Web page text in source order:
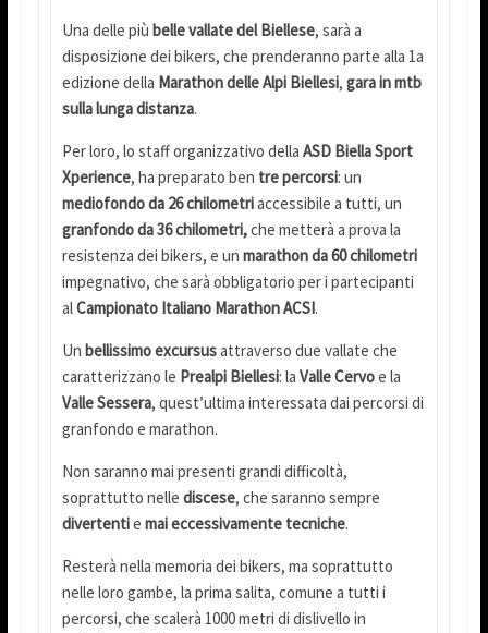
Una delle più belle vallate del Biellese, sarà a
disposizione dei bikers, che prenderanno parte alla 1a
edizione della Marathon delle Alpi Biellesi, gara in mtb
sulla lunga distanza.
Per loro, lo staff organizzativo della ASD Biella Sport
Xperience, ha preparato ben tre percorsi: un
mediofondo da 26 chilometriaccessibile a tutti, un
granfondo da 36 chilometri,che metterà a prova la
resistenza dei bikers, e un marathon da 60 chilometri
impegnativo, che sarà obbligatorio per i partecipanti
alCampionato Italiano Marathon ACSI.
Un bellissimo excursusattraverso due vallate che
caratterizzano le Prealpi Biellesi: la Valle Cervoe la
Valle Sessera, quest’ultima interessata dai percorsi di
granfondo e marathon.
Non saranno mai presenti grandi difficoltà,
soprattutto nelle discese, che saranno sempre
divertentie mai eccessivamente tecniche.
Resterà nella memoria dei bikers, ma soprattutto
nelle loro gambe, la prima salita, comune a tutti i
percorsi, che scalerà 1000 metri di dislivello in